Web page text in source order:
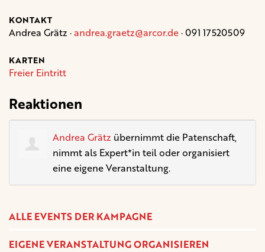
KONTAKT
Andrea Grätz ·andrea.graetz@arcor.de· 091 17520509
KARTEN
Freier Eintritt
Reaktionen
Andrea Grätz übernimmt die Patenschaft,
nimmt als Expert*in teil oder organisiert
eine eigene Veranstaltung.
ALLE EVENTS DER KAMPAGNE
EIGENE VERANSTALTUNG ORGANISIEREN